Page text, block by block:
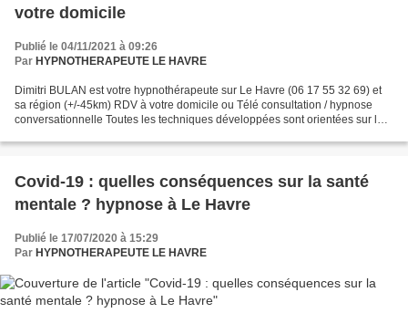
votre domicile
Publié le 04/11/2021 à 09:26
Par HYPNOTHERAPEUTE LE HAVRE
Dimitri BULAN est votre hypnothérapeute sur Le Havre (06 17 55 32 69) et
sa région (+/-45km) RDV à votre domicile ou Télé consultation / hypnose
conversationnelle Toutes les techniques développées sont orientées sur la
Covid-19 : quelles conséquences sur la santé
mentale ? hypnose à Le Havre
Publié le 17/07/2020 à 15:29
Par HYPNOTHERAPEUTE LE HAVRE